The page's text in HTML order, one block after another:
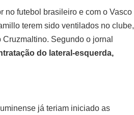
no futebol brasileiro e com o Vasco
terem sido ventilados no clube,
Segundo o jornal
do lateral-esquerda,
já teriam iniciado as